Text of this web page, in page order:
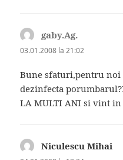
gaby.Ag.
03.01.2008 la 21:02
Bune sfaturi,pentru noi
dezinfecta
LA MULTI ANI si vint in
Niculescu Mihai